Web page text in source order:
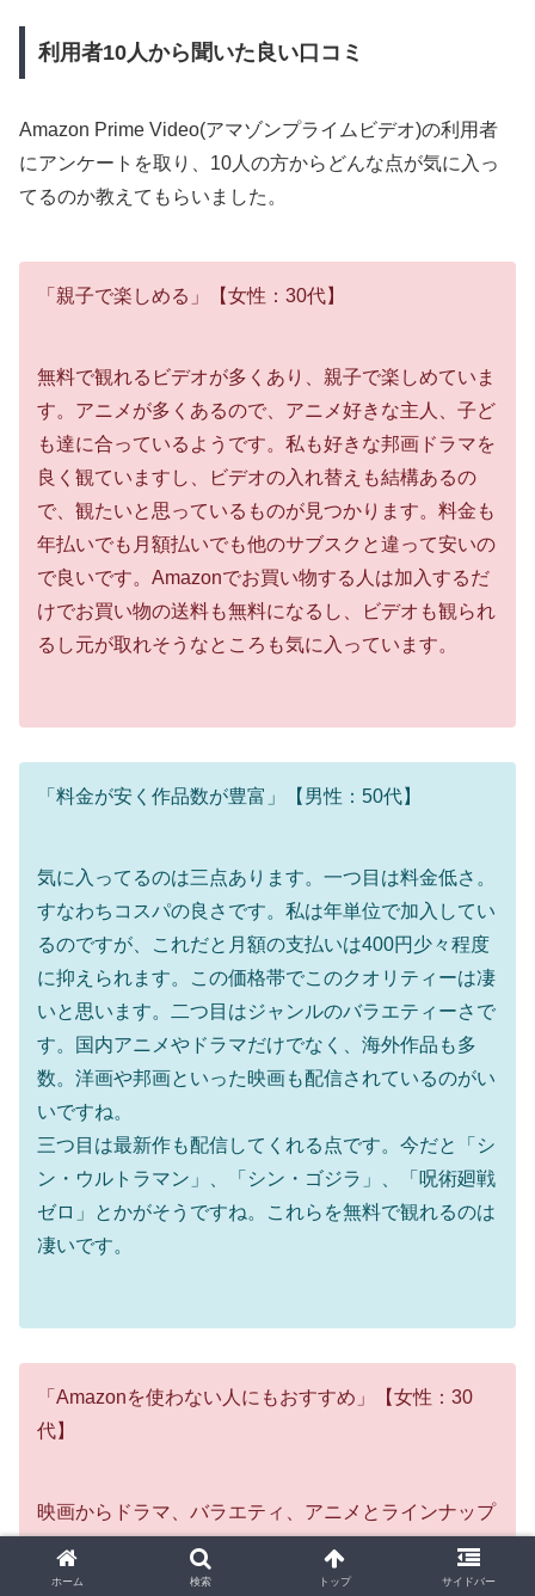
利用者10人から聞いた良い口コミ
Amazon Prime Video(アマゾンプライムビデオ)の利用者
にアンケートを取り、10人の方からどんな点が気に入っ
てるのか教えてもらいました。
「親子で楽しめる」【女性：30代】
無料で観れるビデオが多くあり、親子で楽しめていま
す。アニメが多くあるので、アニメ好きな主人、子ど
も達に合っているようです。私も好きな邦画ドラマを
良く観ていますし、ビデオの入れ替えも結構あるの
で、観たいと思っているものが見つかります。料金も
年払いでも月額払いでも他のサブスクと違って安いの
で良いです。Amazonでお買い物する人は加入するだ
けでお買い物の送料も無料になるし、ビデオも観られ
るし元が取れそうなところも気に入っています。
「料金が安く作品数が豊富」【男性：50代】
気に入ってるのは三点あります。一つ目は料金低さ。
すなわちコスパの良さです。私は年単位で加入してい
るのですが、これだと月額の支払いは400円少々程度
に抑えられます。この価格帯でこのクオリティーは凄
いと思います。二つ目はジャンルのバラエティーさで
す。国内アニメやドラマだけでなく、海外作品も多
数。洋画や邦画といった映画も配信されているのがい
いですね。
三つ目は最新作も配信してくれる点です。今だと「シ
ン・ウルトラマン」、「シン・ゴジラ」、「呪術廻戦
ゼロ」とかがそうですね。これらを無料で観れるのは
凄いです。
「Amazonを使わない人にもおすすめ」【女性：30
代】
映画からドラマ、バラエティ、アニメとラインナップ
が多彩で、配信数は飛び抜けてはいないが見たいもの
が見つかる。それでいて月額利用料600円ほどという
ホーム 検索 トップ サイドバー